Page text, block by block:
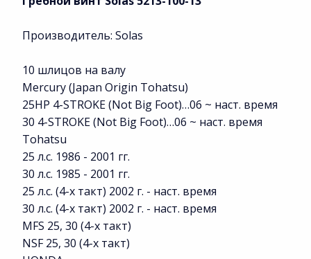
Производитель: Solas
10 шлицов на валу
Mercury (Japan Origin Tohatsu)
25HP 4-STROKE (Not Big Foot)…06 ~ наст. время
30 4-STROKE (Not Big Foot)…06 ~ наст. время
Tohatsu
25 л.с. 1986 - 2001 гг.
30 л.с. 1985 - 2001 гг.
25 л.с. (4-х такт) 2002 г. - наст. время
30 л.с. (4-х такт) 2002 г. - наст. время
MFS 25, 30 (4-х такт)
NSF 25, 30 (4-х такт)